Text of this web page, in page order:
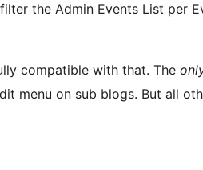
the Admin Events List per
compatible with that. The
menu on sub blogs. But all